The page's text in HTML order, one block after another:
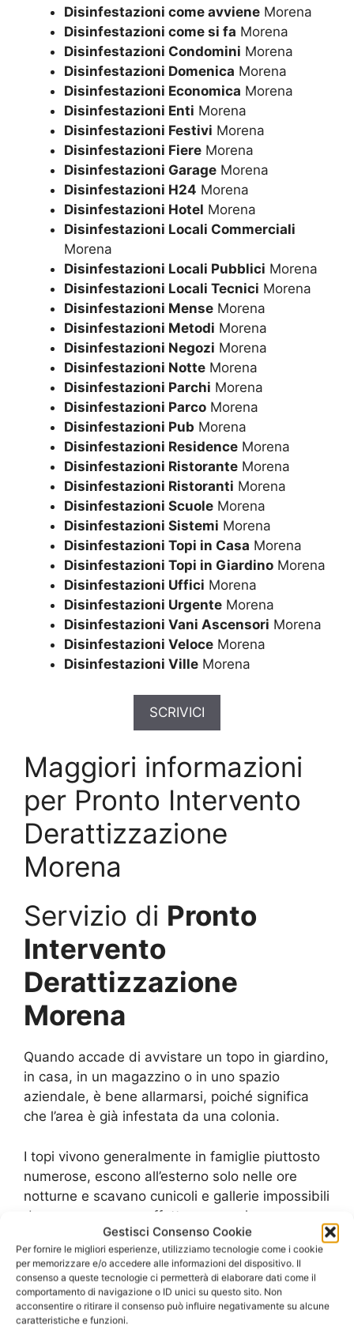
Gestisci Consenso Cookie
Per fornire le migliori esperienze, utilizziamo tecnologie come i cookie
per memorizzare e/o accedere alle informazioni del dispositivo. Il
consenso a queste tecnologie ci permetterà di elaborare dati come il
comportamento di navigazione o ID unici su questo sito. Non
acconsentire o ritirare il consenso può influire negativamente su alcune
caratteristiche e funzioni.
Disinfestazioni come avviene Morena
Disinfestazioni come si fa Morena
Disinfestazioni Condomini Morena
Disinfestazioni Domenica Morena
Disinfestazioni Economica Morena
Disinfestazioni Enti Morena
Disinfestazioni Festivi Morena
Disinfestazioni Fiere Morena
Disinfestazioni Garage Morena
Disinfestazioni H24 Morena
Disinfestazioni Hotel Morena
Disinfestazioni Locali Commerciali
Morena
Disinfestazioni Locali Pubblici Morena
Disinfestazioni Locali Tecnici Morena
Disinfestazioni Mense Morena
Disinfestazioni Metodi Morena
Disinfestazioni Negozi Morena
Disinfestazioni Notte Morena
Disinfestazioni Parchi Morena
Disinfestazioni Parco Morena
Disinfestazioni Pub Morena
Disinfestazioni Residence Morena
Disinfestazioni Ristorante Morena
Disinfestazioni Ristoranti Morena
Disinfestazioni Scuole Morena
Disinfestazioni Sistemi Morena
Disinfestazioni Topi in Casa Morena
Disinfestazioni Topi in Giardino Morena
Disinfestazioni Uffici Morena
Disinfestazioni Urgente Morena
Disinfestazioni Vani Ascensori Morena
Disinfestazioni Veloce Morena
Disinfestazioni Ville Morena
SCRIVICI
Maggiori informazioni
per Pronto Intervento
Derattizzazione
Morena
Servizio di Pronto
Intervento
Derattizzazione
Morena
Quando accade di avvistare un topo in giardino,
in casa, in un magazzino o in uno spazio
aziendale, è bene allarmarsi, poiché significa
che l’area è già infestata da una colonia.
I topi vivono generalmente in famiglie piuttosto
numerose, escono all’esterno solo nelle ore
notturne e scavano cunicoli e gallerie impossibili
da scorgere senza effettuare una ricerca.
Specialmente nelle aziende dove viene
effettuala la lavorazione e produzione di
alimenti, la presenza dei topi potrebbe
rappresentare un vero e proprio pericolo per la